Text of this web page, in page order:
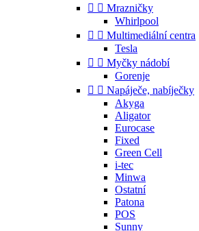
  Mrazničky
Whirlpool
  Multimediální centra
Tesla
  Myčky nádobí
Gorenje
  Napáječe, nabíječky
Akyga
Aligator
Eurocase
Fixed
Green Cell
i-tec
Minwa
Ostatní
Patona
POS
Sunny